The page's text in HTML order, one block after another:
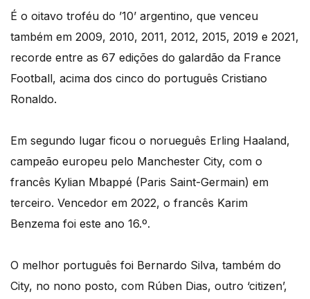
É o oitavo troféu do ’10’ argentino, que venceu
também em 2009, 2010, 2011, 2012, 2015, 2019 e 2021,
recorde entre as 67 edições do galardão da France
Football, acima dos cinco do português Cristiano
Ronaldo.
Em segundo lugar ficou o norueguês Erling Haaland,
campeão europeu pelo Manchester City, com o
francês Kylian Mbappé (Paris Saint-Germain) em
terceiro. Vencedor em 2022, o francês Karim
Benzema foi este ano 16.º.
O melhor português foi Bernardo Silva, também do
City, no nono posto, com Rúben Dias, outro ‘citizen’,